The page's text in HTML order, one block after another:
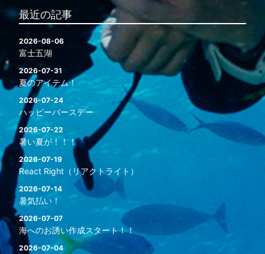
最近の記事
2026-08-06
富士五湖
2026-07-31
夏のアイテム！
2026-07-24
ハッピーバースデー
2026-07-22
暑い夏が！！！
2026-07-19
React Right（リアクトライト）
2026-07-14
暑気払い！
2026-07-07
海へのお誘い作成スタート！！
2026-07-04